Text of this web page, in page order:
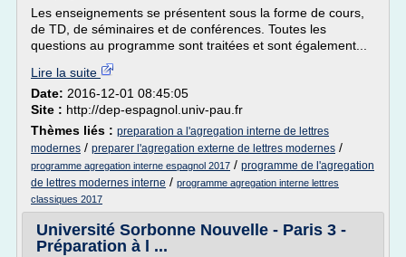
Les enseignements se présentent sous la forme de cours,
de TD, de séminaires et de conférences. Toutes les
questions au programme sont traitées et sont également...
Lire la suite
Date: 2016-12-01 08:45:05
Site : http://dep-espagnol.univ-pau.fr
Thèmes liés : preparation a l'agregation interne de lettres
modernes / preparer l'agregation externe de lettres modernes /
programme agregation interne espagnol 2017 / programme de l'agregation
de lettres modernes interne / programme agregation interne lettres
classiques 2017
Université Sorbonne Nouvelle - Paris 3 -
Préparation à l ...